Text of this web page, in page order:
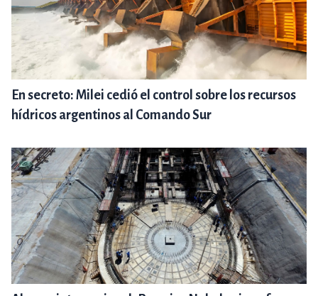
En secreto: Milei cedió el control sobre los recursos
hídricos argentinos al Comando Sur